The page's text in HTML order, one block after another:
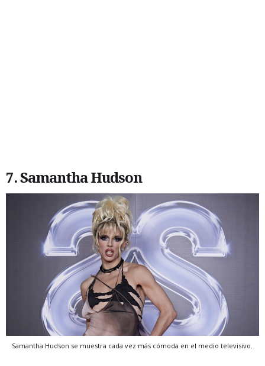
7. Samantha Hudson
Samantha Hudson se muestra cada vez más cómoda en el medio televisivo.